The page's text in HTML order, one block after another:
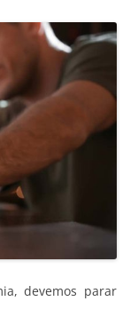
devemos parar